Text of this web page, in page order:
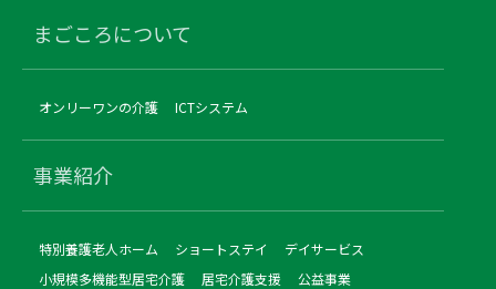
まごころについて
オンリーワンの介護 ICTシステム
事業紹介
特別養護老人ホーム ショートステイ
デイサービス
小規模多機能型居宅介護
居宅介護支援
公益事業